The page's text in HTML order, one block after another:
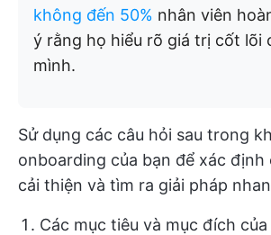
không đến 50% nhân viên
ý rằng họ hiểu rõ giá trị cốt lõi
mình.
Sử dụng các câu hỏi sau trong
onboarding của bạn để xác định
cải thiện và tìm ra giải pháp
Các mục tiêu và mục đích